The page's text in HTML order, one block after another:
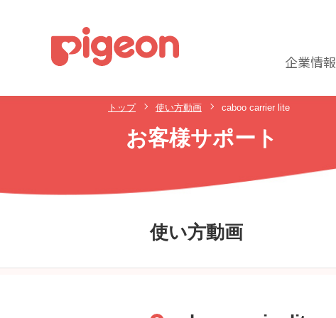
企業情報
トップ 使い方動画 caboo carrier lite
お客様サポート
使い方動画